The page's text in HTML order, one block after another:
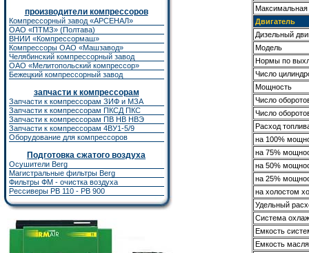
производители компрессоров
Компрессорный завод «АРСЕНАЛ»
ОАО «ПТМЗ» (Полтава)
ВНИИ «Компрессормаш»
Компрессоры ОАО «Машзавод»
Челябинский компрессорный завод
ОАО «Мелитопольский компрессор»
Бежецкий компрессорный завод
запчасти к компрессорам
Запчасти к компрессорам ЗИФи МЗА
Запчасти к компрессорам ПКСД ПКС
Запчасти к компрессорам ПВ НВ НВЭ
Запчасти к компрессорам 4ВУ1-5/9
Оборудование для компрессоров
Подготовка сжатого воздуха
Осушители Berg
Магистральные фильтры Berg
Фильтры ФМ - очистка воздуха
Рессиверы РВ 110 - РВ 900
Максимальная
Двигатель
Дизельный
Модель
Нормы по
Число
Мощность
Число
Число
Расход
на 100%
на 75%
на 50%
на 25%
на холостом
Удельный
Система
Емкость
Емкость